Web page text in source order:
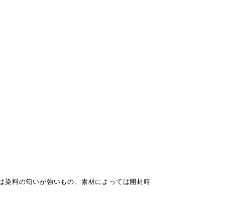
染料の匂いが強いもの、素材によっては開封時